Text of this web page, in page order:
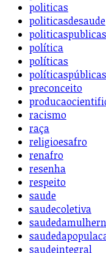
politicas
politicasdesaude
politicaspublicas
política
políticas
políticaspúblicas
preconceito
racismo
raça
religioesafro
renafro
resenha
respeito
saude
saudecoletiva
saudeintegral